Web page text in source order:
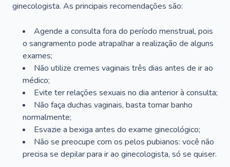
ginecologista. As principais recomendações são:
Agende a consulta fora do período menstrual, pois
o sangramento pode atrapalhar a realização de alguns
exames;
Não utilize cremes vaginais três dias antes de ir ao
médico;
Evite ter relações sexuais no dia anterior à consulta;
Não faça duchas vaginais, basta tomar banho
normalmente;
Esvazie a bexiga antes do exame ginecológico;
Não se preocupe com os pelos pubianos: você não
precisa se depilar para ir ao ginecologista, só se quiser.